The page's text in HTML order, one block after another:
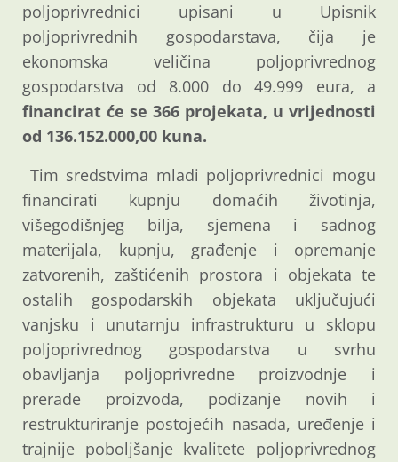
poljoprivrednici upisani u Upisnik
poljoprivrednih gospodarstava, čija je
ekonomska veličina poljoprivrednog
gospodarstva od 8.000 do 49.999 eura, a
financirat će se 366 projekata, u vrijednosti
od 136.152.000,00 kuna.
Tim sredstvima mladi poljoprivrednici mogu
financirati kupnju domaćih životinja,
višegodišnjeg bilja, sjemena i sadnog
materijala, kupnju, građenje i opremanje
zatvorenih, zaštićenih prostora i objekata te
ostalih gospodarskih objekata uključujući
vanjsku i unutarnju infrastrukturu u sklopu
poljoprivrednog gospodarstva u svrhu
obavljanja poljoprivredne proizvodnje i
prerade proizvoda, podizanje novih i
restrukturiranje postojećih nasada, uređenje i
trajnije poboljšanje kvalitete poljoprivrednog